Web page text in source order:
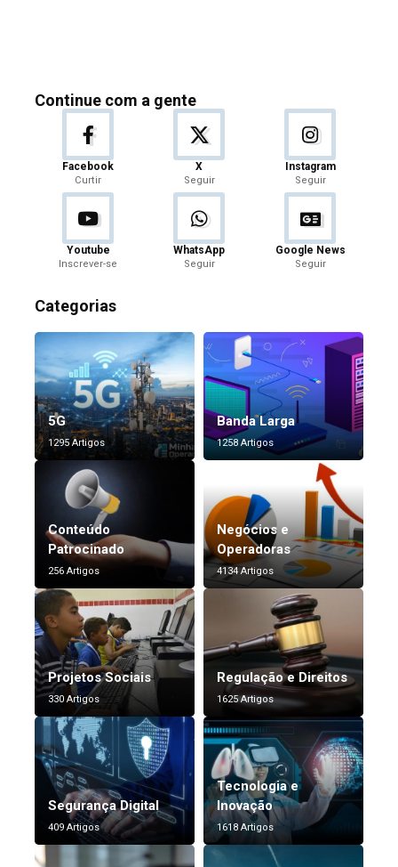
Continue com a gente
Facebook
Curtir
X
Seguir
Instagram
Seguir
Youtube
Inscrever-se
WhatsApp
Seguir
Google News
Seguir
Categorias
5G
1295 Artigos
Banda Larga
1258 Artigos
Conteúdo
Patrocinado
256 Artigos
Negócios e
Operadoras
4134 Artigos
Projetos Sociais
330 Artigos
Regulação e Direitos
1625 Artigos
Segurança Digital
409 Artigos
Tecnologia e
Inovação
1618 Artigos